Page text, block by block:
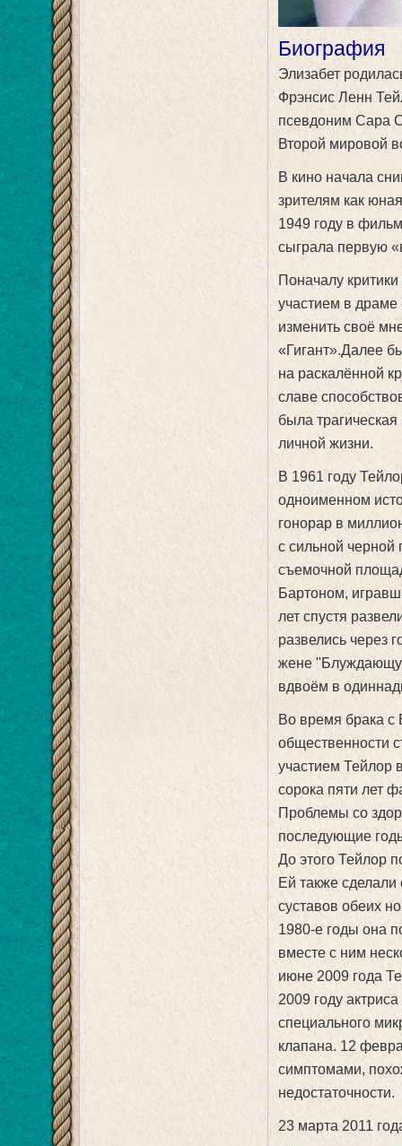
Биография
Элизабет
Фрэнсис Ленн
псевдоним Сара
Второй мировой
В кино начала
зрителям как
1949 году в
сыграла первую
Поначалу
участием в
изменить своё
«Гигант».Далее
на раскалённой
славе
была
личной жизни.
В 1961 году
одноименном
гонорар в
с сильной черной
съемочной
Бартоном,
лет спустя
развелись через
жене
вдвоём в
Во время брака с
общественности
участием Тейлор
сорока пяти лет
Проблемы со
последующие
До этого Тейлор
Ей также
суставов обеих
1980-е годы она
вместе с ним
июне 2009 года
2009 году
специального
клапана. 12
симптомами,
недостаточности.
23 марта 2011